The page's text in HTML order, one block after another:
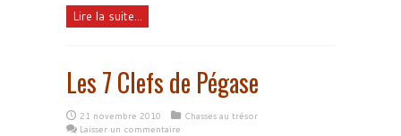
Lire la suite...
Les 7 Clefs de Pégase
21 novembre 2010
Chasses au trésor
Laisser un commentaire